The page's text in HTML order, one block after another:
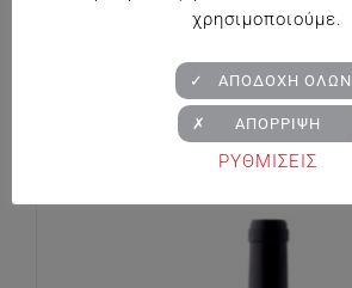
Κτήμα Κυρ – Γιάννη
€13.60
χρησιμοποιούμε.
ΡΥΘΜΙΣΕΙΣ
✓ ΑΠΟΔΟΧΗ ΟΛΩΝ
✗ ΑΠΟΡΡΙΨΗ